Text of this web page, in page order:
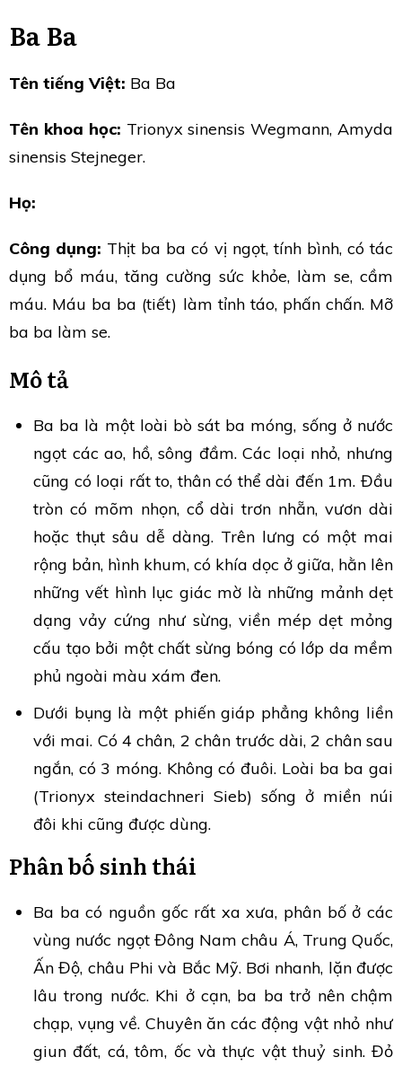
Ba Ba
Tên tiếng Việt: Ba Ba
Tên khoa học: Trionyx sinensis Wegmann, Amyda
sinensis Stejneger.
Họ:
Công dụng: Thịt ba ba có vị ngọt, tính bình, có tác
dụng bổ máu, tăng cường sức khỏe, làm se, cầm
máu. Máu ba ba (tiết) làm tỉnh táo, phấn chấn. Mỡ
ba ba làm se.
Mô tả
Ba ba là một loài bò sát ba móng, sống ở nước
ngọt các ao, hồ, sông đầm. Các loại nhỏ, nhưng
cũng có loại rất to, thân có thể dài đến 1m. Đầu
tròn có mõm nhọn, cổ dài trơn nhẵn, vươn dài
hoặc thụt sâu dễ dàng. Trên lưng có một mai
rộng bản, hình khum, có khía dọc ở giữa, hằn lên
những vết hình lục giác mờ là những mảnh dẹt
dạng vảy cứng như sừng, viền mép dẹt mỏng
cấu tạo bởi một chất sừng bóng có lớp da mềm
phủ ngoài màu xám đen.
Dưới bụng là một phiến giáp phẳng không liền
với mai. Có 4 chân, 2 chân trước dài, 2 chân sau
ngắn, có 3 móng. Không có đuôi. Loài ba ba gai
(Trionyx steindachneri Sieb) sống ở miền núi
đôi khi cũng được dùng.
Phân bố sinh thái
Ba ba có nguồn gốc rất xa xưa, phân bố ở các
vùng nước ngọt Đông Nam châu Á, Trung Quốc,
Ấn Độ, châu Phi và Bắc Mỹ. Bơi nhanh, lặn được
lâu trong nước. Khi ở cạn, ba ba trở nên chậm
chạp, vụng về. Chuyên ăn các động vật nhỏ như
giun đất, cá, tôm, ốc và thực vật thuỷ sinh. Đỏ